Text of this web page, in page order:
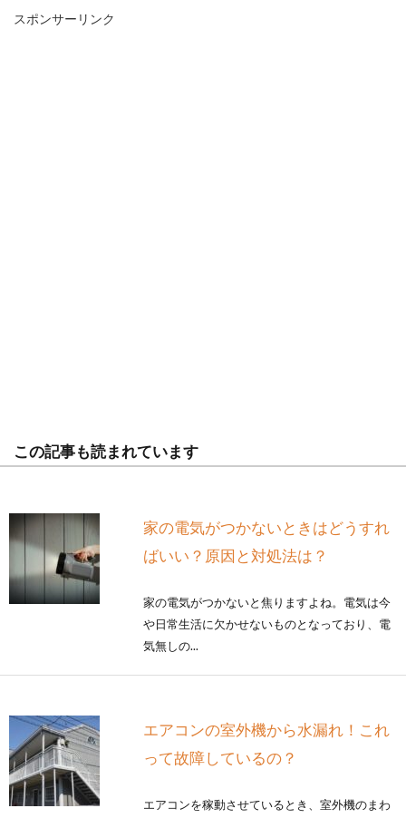
スポンサーリンク
この記事も読まれています
家の電気がつかないときはどうすれ
ばいい？原因と対処法は？
家の電気がつかないと焦りますよね。電気は今
や日常生活に欠かせないものとなっており、電
気無しの...
エアコンの室外機から水漏れ！これ
って故障しているの？
エアコンを稼動させているとき、室外機のまわ